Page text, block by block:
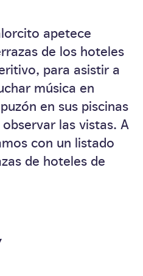
apetece
de los hoteles
para asistir a
música en
en sus piscinas
las vistas. A
con un listado
de hoteles de